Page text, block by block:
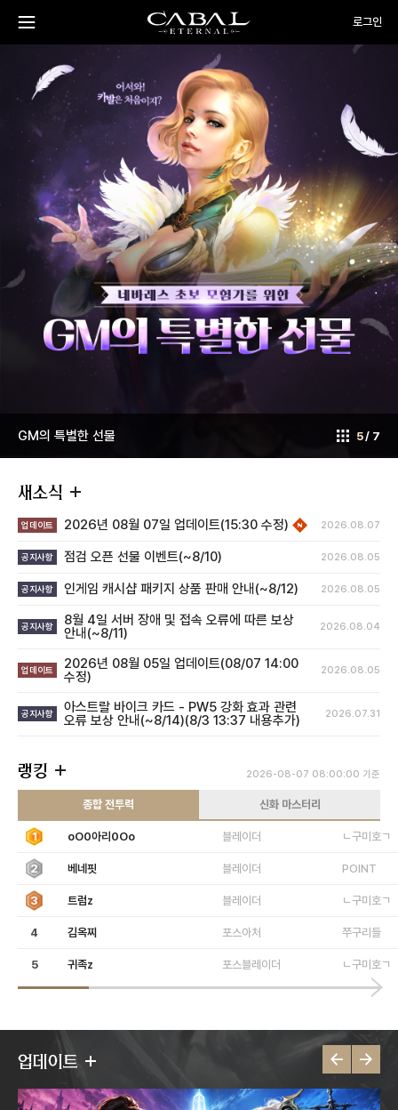
CABAL
TRANSCENDENCE
메
메
로그인
PC
게
작
하
GM
5/ 7
GM의 특별한 선물
새소식
업데이트 2026년 08월 07일 업데이트(15:30 수정) new 2026.08.07
공지사항 점검 오픈 선물 이벤트(~8/10) 2026.08.05
공지사항 인게임 캐시샵 패키지 상품 판매 안내(~8/12) 2026.08.05
공지사항
8월 4일 서버 장애 및 접속 오류에 따른 보상
안내(~8/11)
2026.08.04
업데이트
2026년 08월 05일 업데이트(08/07 14:00
수정)
2026.08.05
공지사항
아스트랄 바이크 카드 - PW5 강화 효과 관련
오류 보상 안내(~8/14)(8/3 13:37 내용추가)
2026.07.31
랭킹 2026-08-07 08:00:00 기준
종합 전투력 신화 마스터리
1 oO0아리0Oo 블레이더 ㄴ구미호ㄱ
2 베네핏 블레이더 POINT
3 트럼z 블레이더 ㄴ구미호ㄱ
4 김옥찌 포스아처 쭈구리들
5 귀족z 포스블레이더 ㄴ구미호ㄱ
업데이트
이
전
다
음